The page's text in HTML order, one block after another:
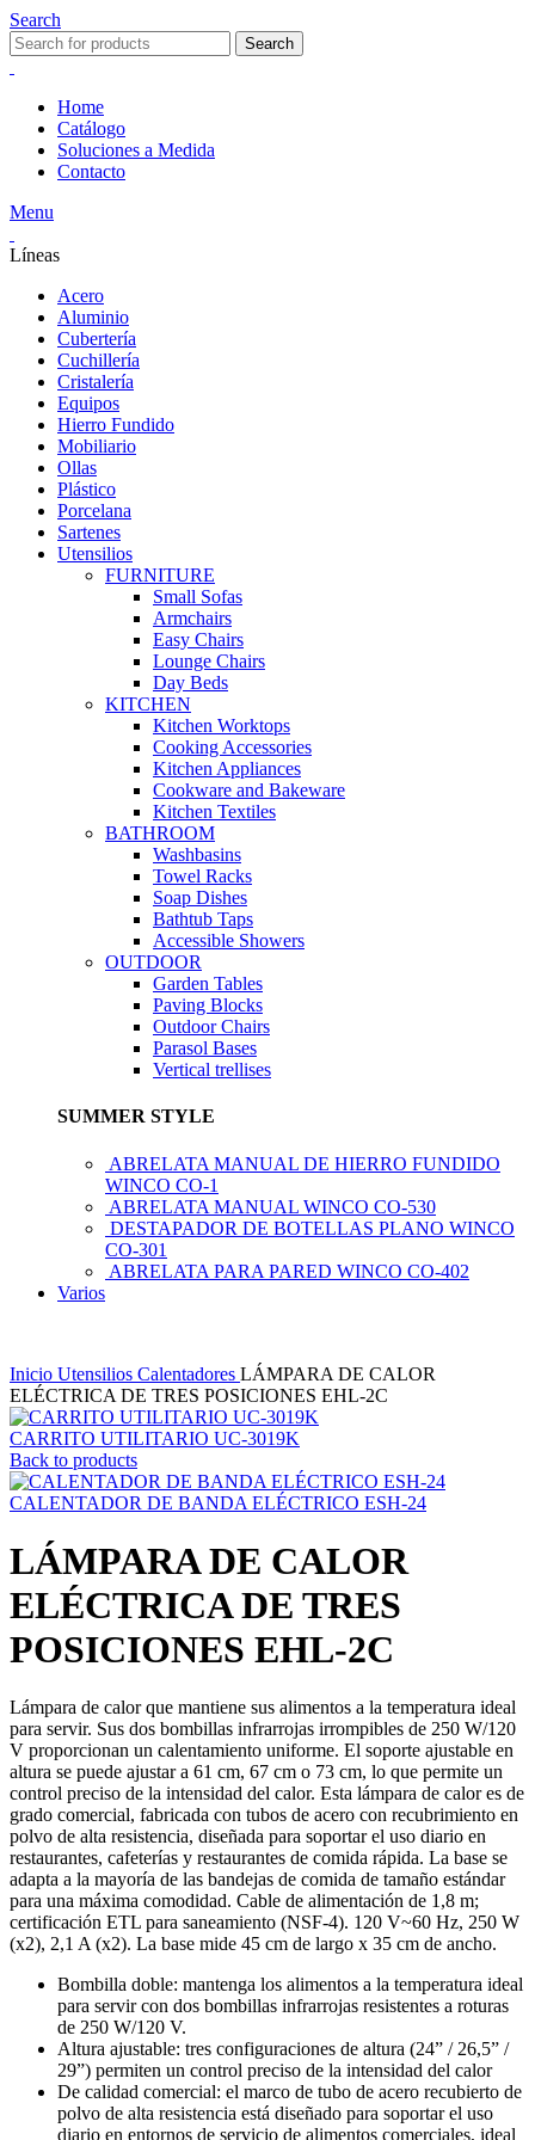
Search
Search
Home
Catálogo
Soluciones a Medida
Contacto
Menu
Líneas
Acero
Aluminio
Cubertería
Cuchillería
Cristalería
Equipos
Hierro Fundido
Mobiliario
Ollas
Plástico
Porcelana
Sartenes
Utensilios
FURNITURE
Small Sofas
Armchairs
Easy Chairs
Lounge Chairs
Day Beds
KITCHEN
Kitchen Worktops
Cooking Accessories
Kitchen Appliances
Cookware and Bakeware
Kitchen Textiles
BATHROOM
Washbasins
Towel Racks
Soap Dishes
Bathtub Taps
Accessible Showers
OUTDOOR
Garden Tables
Paving Blocks
Outdoor Chairs
Parasol Bases
Vertical trellises
SUMMER STYLE
ABRELATA MANUAL DE HIERRO FUNDIDO
WINCO CO-1
ABRELATA MANUAL WINCO CO-530
DESTAPADOR DE BOTELLAS PLANO WINCO
CO-301
ABRELATA PARA PARED WINCO CO-402
Varios
Inicio Utensilios Calentadores LÁMPARA DE CALOR
ELÉCTRICA DE TRES POSICIONES EHL-2C
CARRITO UTILITARIO UC-3019K
Back to products
CALENTADOR DE BANDA ELÉCTRICO ESH-24
LÁMPARA DE CALOR
ELÉCTRICA DE TRES
POSICIONES EHL-2C
Lámpara de calor que mantiene sus alimentos a la temperatura ideal
para servir. Sus dos bombillas infrarrojas irrompibles de 250 W/120
V proporcionan un calentamiento uniforme. El soporte ajustable en
altura se puede ajustar a 61 cm, 67 cm o 73 cm, lo que permite un
control preciso de la intensidad del calor. Esta lámpara de calor es de
grado comercial, fabricada con tubos de acero con recubrimiento en
polvo de alta resistencia, diseñada para soportar el uso diario en
restaurantes, cafeterías y restaurantes de comida rápida. La base se
adapta a la mayoría de las bandejas de comida de tamaño estándar
para una máxima comodidad. Cable de alimentación de 1,8 m;
certificación ETL para saneamiento (NSF-4). 120 V~60 Hz, 250 W
(x2), 2,1 A (x2). La base mide 45 cm de largo x 35 cm de ancho.
Bombilla doble: mantenga los alimentos a la temperatura ideal
para servir con dos bombillas infrarrojas resistentes a roturas
de 250 W/120 V.
Altura ajustable: tres configuraciones de altura (24” / 26,5” /
29”) permiten un control preciso de la intensidad del calor
De calidad comercial: el marco de tubo de acero recubierto de
polvo de alta resistencia está diseñado para soportar el uso
diario en entornos de servicio de alimentos comerciales, ideal